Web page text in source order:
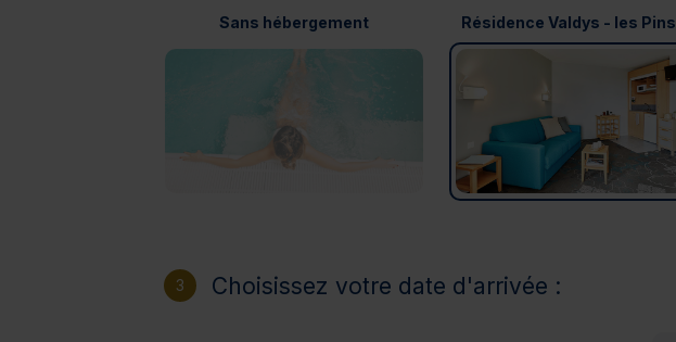
Sans hébergement Résidence Valdys - les Pins
3 Choisissez votre date d'arrivée :